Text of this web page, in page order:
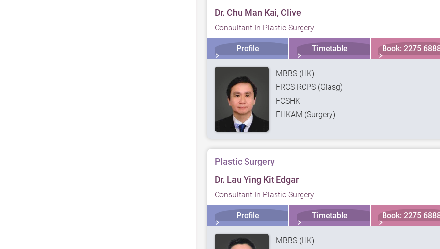
Dr. Chu Man Kai, Clive
Consultant In Plastic Surgery
Profile Timetable Book: 2275
MBBS (HK)
FRCS RCPS (Glasg)
FCSHK
FHKAM (Surgery)
Plastic Surgery
Dr. Lau Ying Kit Edgar
Consultant In Plastic Surgery
Profile Timetable Book: 2275
MBBS (HK)